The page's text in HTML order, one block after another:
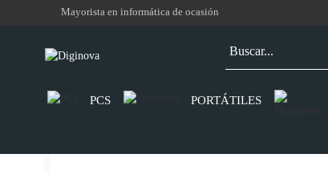
Mayorista en informática de ocasión
PCS PORTÁTILES